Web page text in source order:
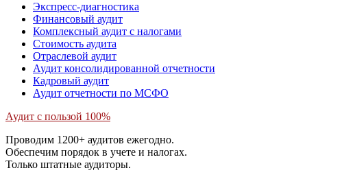
Экспресс-диагностика
Финансовый аудит
Комплексный аудит с налогами
Стоимость аудита
Отраслевой аудит
Аудит консолидированной отчетности
Кадровый аудит
Аудит отчетности по МСФО
Аудит с пользой 100%
Проводим 1200+ аудитов ежегодно.
Обеспечим порядок в учете и налогах.
Только штатные аудиторы.